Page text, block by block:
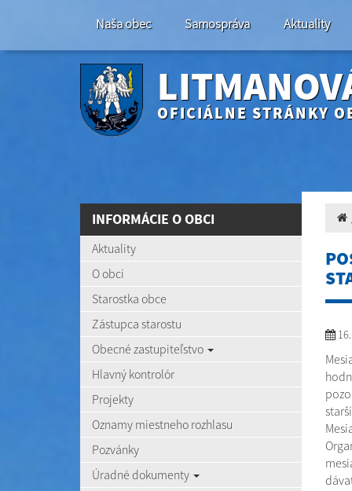
Naša obec Samospráva Aktuality
OFICIÁLNE STRÁNKY
INFORMÁCIE O OBCI
Aktuality
O obci
Starostka obce
Zástupca starostu
Obecné zastupiteľstvo
Hlavný kontrolór
Projekty
Oznamy miestneho rozhlasu
Pozvánky
Úradné dokumenty